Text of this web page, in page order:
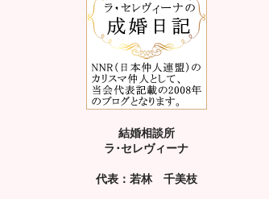
結婚相談所
ラ･セレヴィーナ
代表：若林 千美枝